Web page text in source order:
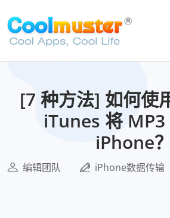
[7 种方法] 如何使
iTunes 将 MP3
iPhone？
编辑团队 iPhone数据传输